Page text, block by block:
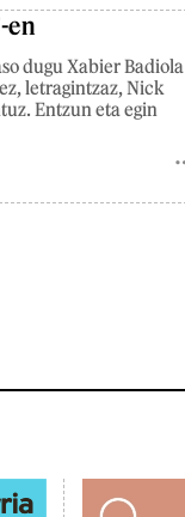
en
dugu Xabier Badiola
letragintzaz, Nick
Entzun eta egin